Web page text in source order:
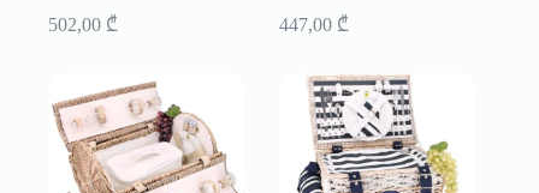
502,00 ₾
447,00 ₾